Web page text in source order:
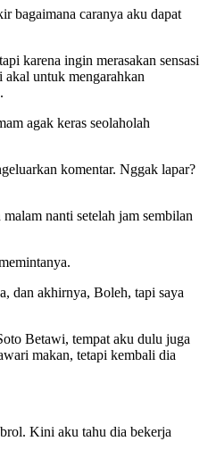
bagaimana caranya aku dapat
karena ingin merasakan sensasi
untuk mengarahkan
agak keras seolaholah
komentar. Nggak lapar?
nanti setelah jam sembilan
dan akhirnya, Boleh, tapi saya
Betawi, tempat aku dulu juga
makan, tetapi kembali dia
Kini aku tahu dia bekerja